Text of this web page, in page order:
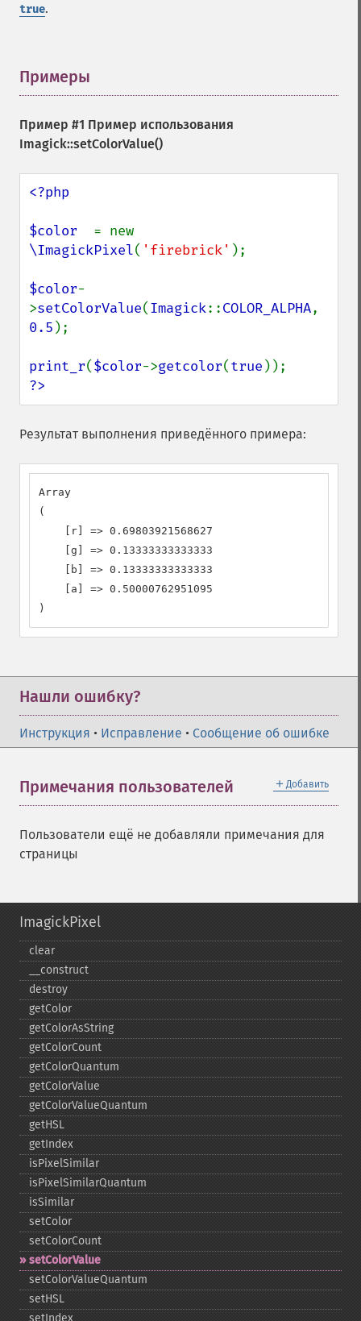
true.
Примеры
Пример #1 Пример использования
Imagick::setColorValue()
<?php
$color
\ImagickPixel( 'firebrick' );
$color-
>setColorValue(Imagick::COLOR_ALPHA
0.5 );
print_r($color->getcolor(true
?>
Результат выполнения приведённого примера:
Array
(
    [r] => 0.69803921568627
    [g] => 0.13333333333333
    [b] => 0.13333333333333
    [a] => 0.50000762951095
)
Нашли ошибку?
Инструкция • Исправление • Сообщение об ошибке
＋ Добавить
Примечания пользователей
Пользователи ещё не добавляли примечания для
страницы
ImagickPixel
clear
_​_​construct
destroy
getColor
getColorAsString
getColorCount
getColorQuantum
getColorValue
getColorValueQuantum
getHSL
getIndex
isPixelSimilar
isPixelSimilarQuantum
isSimilar
setColor
setColorCount
setColorValue
setColorValueQuantum
setHSL
setIndex